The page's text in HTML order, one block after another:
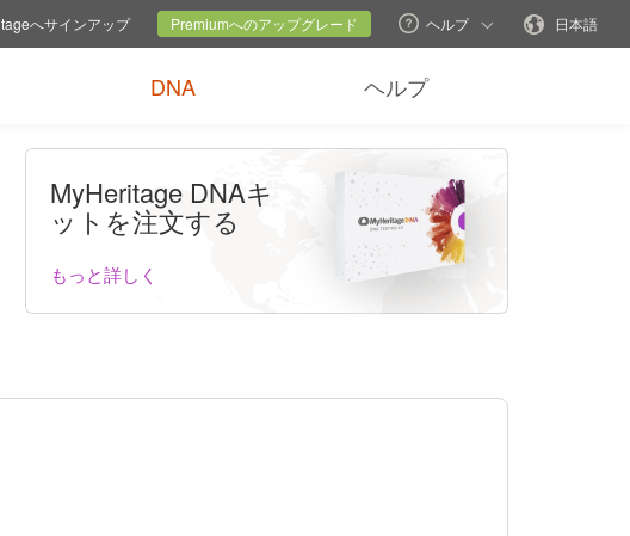
現在のサイト言語変更
へサインアップ Premiumへのアップグレード ヘルプ 日本語
DNA ヘルプ
MyHeritage DNAキ
ットを注文する
もっと詳しく